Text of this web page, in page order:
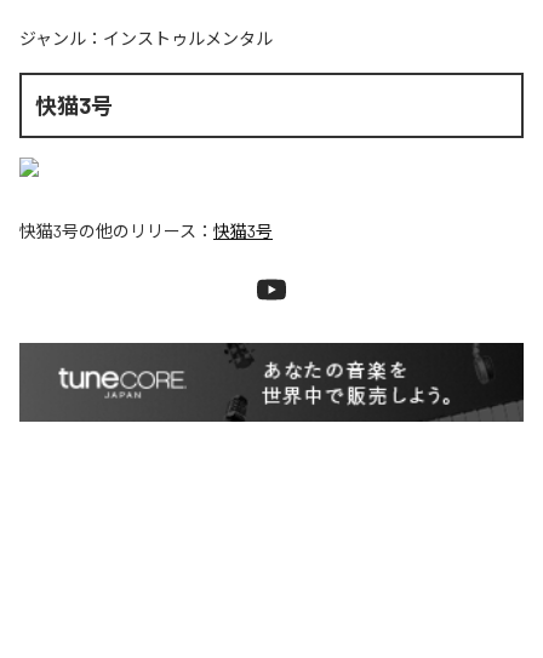
ジャンル： インストゥルメンタル
快猫3号
快猫3号の他のリリース： 快猫3号